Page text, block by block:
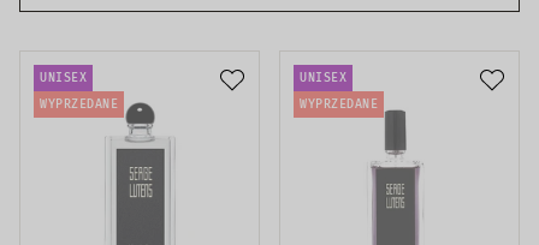
UNISEX
WYPRZEDANE
UNISEX
WYPRZEDANE